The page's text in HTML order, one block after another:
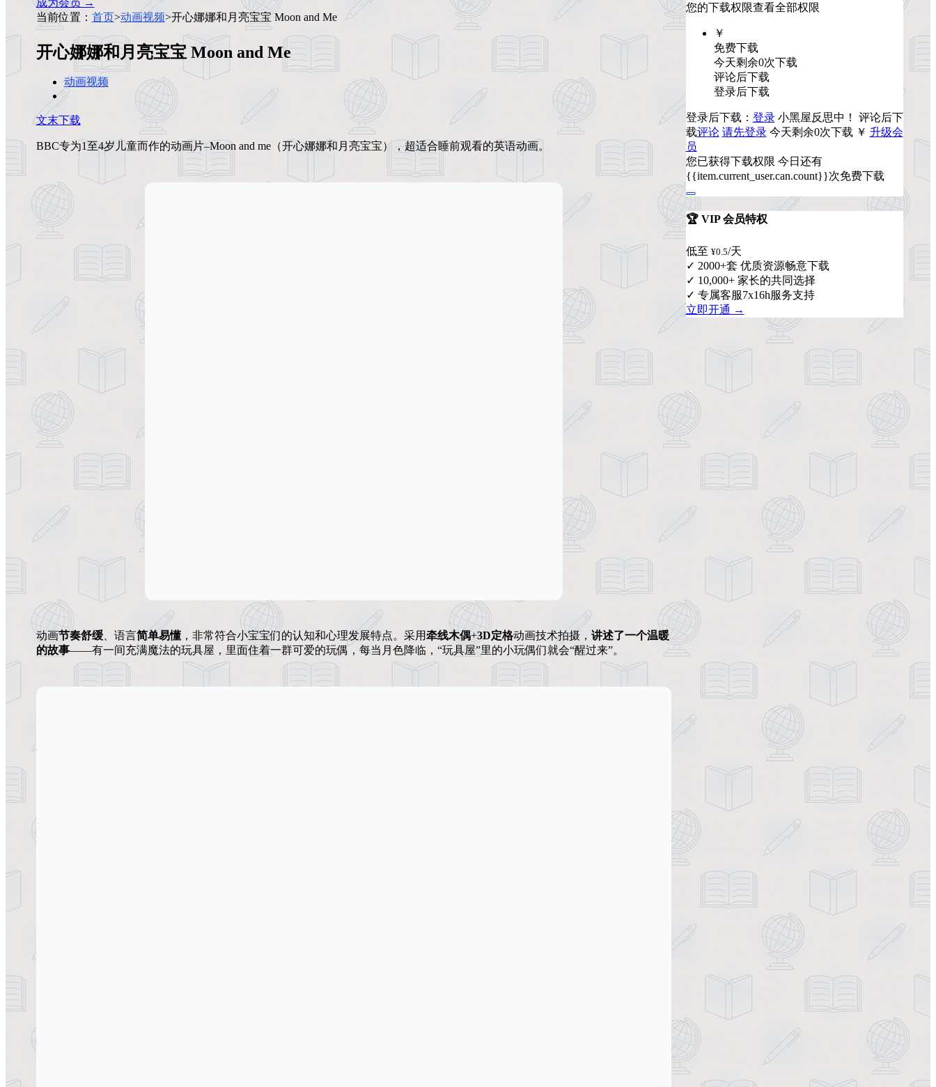
成为会员 →
当前位置： 首页>动画视频>开心娜娜和月亮宝宝 Moon and Me
开心娜娜和月亮宝宝 Moon and Me
动画视频
文末下载
BBC专为1至4岁儿童而作的动画片–Moon and me（开心娜娜和月亮宝宝），超适合睡前观看的英语动画。
动画节奏舒缓、语言简单易懂，非常符合小宝宝们的认知和心理发展特点。采用牵线木偶+3D定格动画技术拍摄， 讲述了一个温暖
的故事——有一间充满魔法的玩具屋，里面住着一群可爱的玩偶，每当月色降临，“玩具屋”里的小玩偶们就会“醒过来”。
您的下载权限查看全部权限
￥
免费下载
今天剩余0次下载
评论后下载
登录后下载
登录后下载： 登录 小黑屋反思中！ 评论后下
载评论 请先登录 今天剩余0次下载 ￥ 升级会
员
您已获得下载权限 今日还有
{{item.current_user.can.count}}次免费下载
🏆 VIP 会员特权
低至 ¥0.5/天
✓ 2000+套 优质资源畅意下载
✓ 10,000+ 家长的共同选择
✓ 专属客服7x16h服务支持
立即开通 →